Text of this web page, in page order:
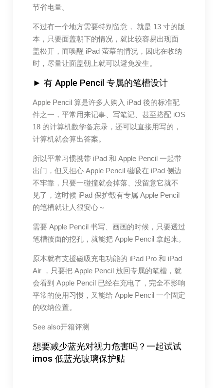
节省电量。
不过有一个地方需要特别留意， 就是 13 寸的版
本，只要面盖朝下的情况，就比较容易出现面
盖松开，而唤醒 iPad 萤幕的情况，因此在收纳
时，尽量让面盖朝上就可以避免发生。
► 有 Apple Pencil 专属的笔槽设计
Apple Pencil 算是许多人购入 iPad 後的标准配
件之一，平常用来记事、写笔记、甚至搭配 iOS
18 的计算机数学备忘录，还可以直接用写的，
计算机就会算出答案。
所以平常习惯携带 iPad 和 Apple Pencil 一起带
出门，但又担心 Apple Pencil 磁吸在 iPad 侧边
不牢靠，只要一碰撞就会掉落、没留意它就不
见了，这时候 iPad 保护殻有专属 Apple Pencil
的笔槽就让人很安心～
需要 Apple Pencil 书写、画画的时候，只要透过
笔槽後面的挖孔，就能把 Apple Pencil 拿起来。
原本就有支援磁吸充电功能的 iPad Pro 和 iPad
Air ，只要把 Apple Pencil 放回专属的笔槽，就
会看到 Apple Pencil 已经在充电了，完全不影响
平常的使用习惯，又能给 Apple Pencil 一个固定
的收纳位置。
See also开箱评测
想要减少蓝光对视力危害吗？一起试试
imos 低蓝光玻璃保护贴